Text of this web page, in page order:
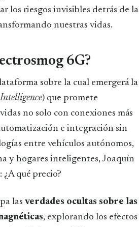
los riesgos invisibles detrás de la
nuestras vidas.
6G?
sobre la cual emergerá la
) que promete
no solo con conexiones más
e integración sin
entre vehículos autónomos,
y hogares inteligentes, Joaquín
qué precio?
las verdades ocultas sobre las
, explorando los efectos